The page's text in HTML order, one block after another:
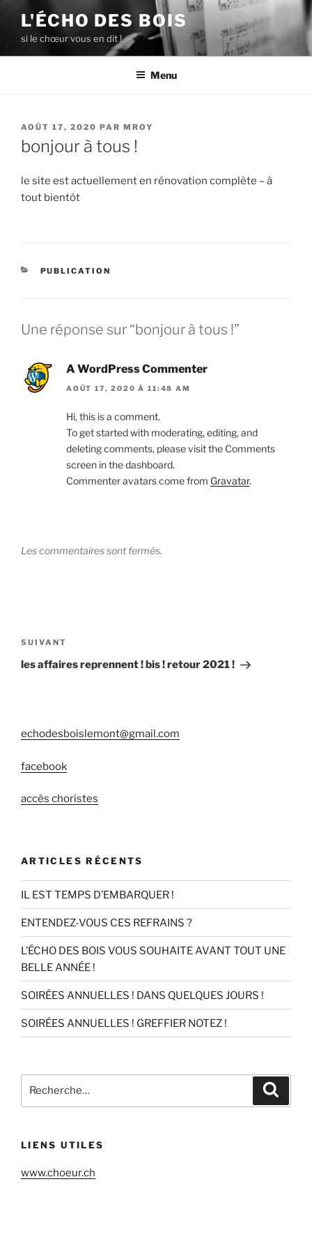
contenu
principal
L'ÉCHO DES BOIS
si le chœur vous en dit !
Menu
PUBLIÉ
LE
AOÛT 17, 2020 PAR MROY
bonjour à tous !
le site est actuellement en rénovation complète – à
tout bientôt
CATÉGORIES
PUBLICATION
Une réponse sur “bonjour à tous !”
A WordPress Commenter
AOÛT 17, 2020 À 11:48 AM
Hi, this is a comment.
To get started with moderating, editing, and
deleting comments, please visit the Comments
screen in the dashboard.
Commenter avatars come from Gravatar.
Les commentaires sont fermés.
de
l’article
Article
suivant
SUIVANT
les affaires reprennent ! bis ! retour 2021 !
echodesboislemont@gmail.com
facebook
accès choristes
ARTICLES RÉCENTS
IL EST TEMPS D’EMBARQUER !
ENTENDEZ-VOUS CES REFRAINS ?
L’ÉCHO DES BOIS VOUS SOUHAITE AVANT TOUT UNE
BELLE ANNÉE !
SOIRÉES ANNUELLES ! DANS QUELQUES JOURS !
SOIRÉES ANNUELLES ! GREFFIER NOTEZ !
pour
LIENS UTILES
www.choeur.ch